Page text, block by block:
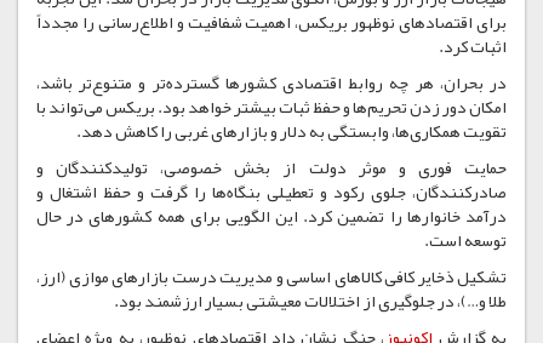
برای اقتصادهای نوظهور بریکس، اهمیت شفافیت و اطلاع‌رسانی را مجدداً
اثبات کرد.
در بحران، هر چه روابط اقتصادی کشورها گسترده‌تر و متنوع‌تر باشد،
امکان دور زدن تحریم‌ها و حفظ ثبات بیشتر خواهد بود. بریکس می‌تواند با
تقویت همکاری‌ها، وابستگی به دلار و بازارهای غربی را کاهش دهد.
حمایت فوری و موثر دولت از بخش خصوصی، تولیدکنندگان و
صادرکنندگان، جلوی رکود و تعطیلی بنگاه‌ها را گرفت و حفظ اشتغال و
درآمد خانوارها را تضمین کرد. این الگویی برای همه کشورهای در حال
توسعه است.
تشکیل ذخایر کافی کالاهای اساسی و مدیریت درست بازارهای موازی (ارز،
طلا و…)، در جلوگیری از اختلالات معیشتی بسیار ارزشمند بود.